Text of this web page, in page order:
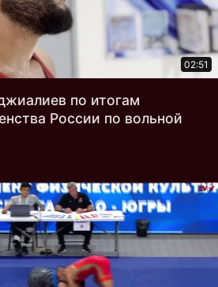
02:51
по итогам
России по вольной